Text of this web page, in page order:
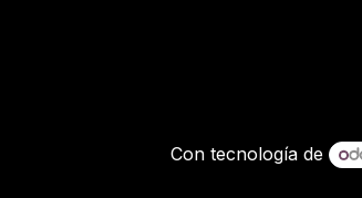
Con tecnología de